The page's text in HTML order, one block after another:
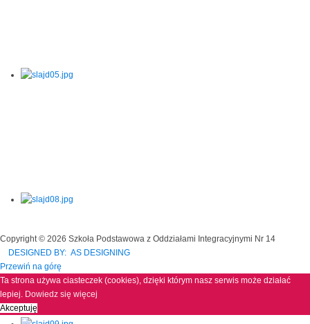
Copyright © 2026 Szkoła Podstawowa z Oddziałami Integracyjnymi Nr 14
DESIGNED BY: AS DESIGNING
Przewiń na górę
Ta strona używa ciasteczek (cookies), dzięki którym nasz serwis może działać
lepiej. Dowiedz się więcej
Akceptuję